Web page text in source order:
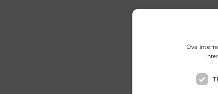
⏰ 2 dana
💰 Plaća ovisi
Ova